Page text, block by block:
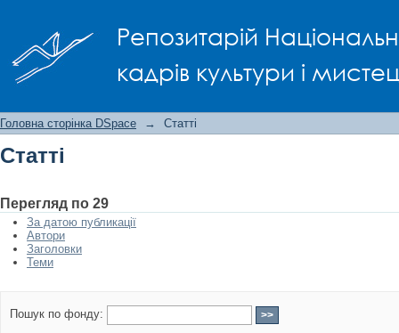
Репозитарій
кадрів культури і
Головна сторінка DSpace → Статті
Статті
Перегляд по 29
За датою публикації
Автори
Заголовки
Теми
Пошук по фонду: